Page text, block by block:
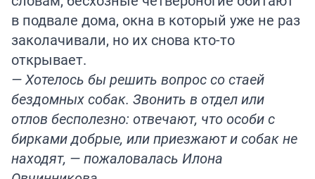
в подвале дома, окна в который уже не раз
заколачивали, но их снова кто-то
открывает.
— Хотелось бы решить вопрос со стаей
бездомных собак. Звонить в отдел или
отлов бесполезно: отвечают, что особи с
бирками добрые, или приезжают и собак не
находят, — пожаловалась Илона